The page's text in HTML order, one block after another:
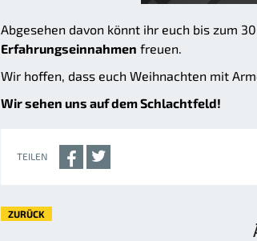
Abgesehen davon könnt ihr euch bis zum
Erfahrungseinnahmen freuen.
Wir hoffen, dass euch Weihnachten mit
Wir sehen uns auf dem Schlachtfeld!
TEILEN
ZURÜCK